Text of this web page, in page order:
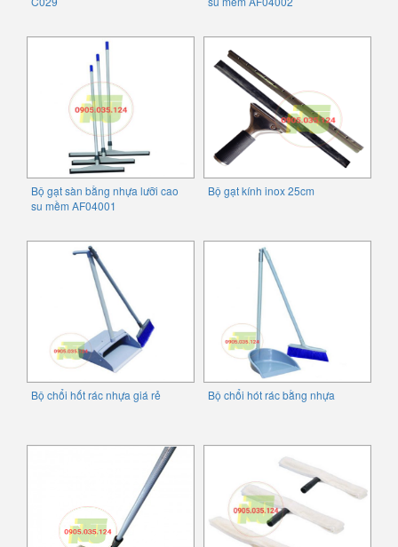
Bộ gạt sàn bằng nhựa lưỡi cao
su mềm AF04001
Bộ gạt kính inox 25cm
Bộ chổi hốt rác nhựa giá rẻ Bộ chổi hót rác bằng nhựa